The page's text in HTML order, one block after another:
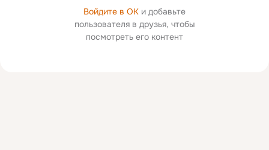
Войдите в ОК и добавьте
пользователя в друзья, чтобы
посмотреть его контент